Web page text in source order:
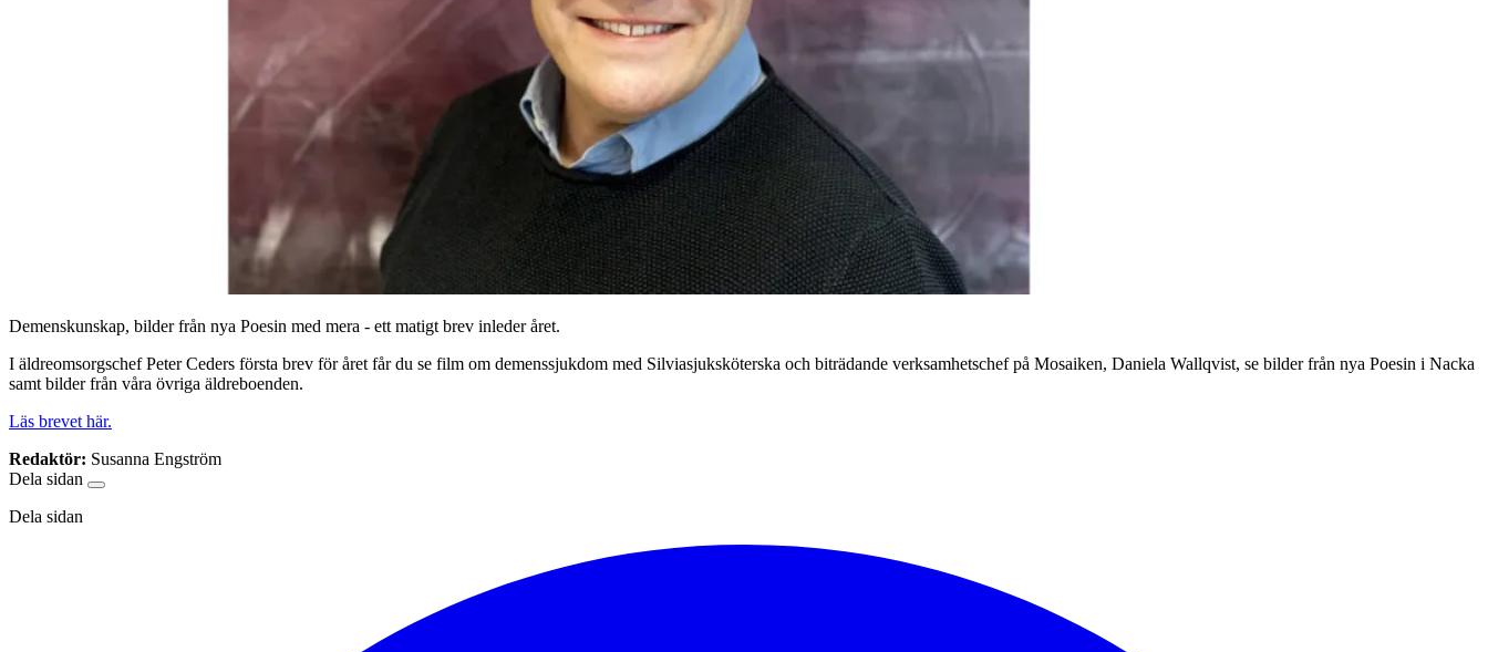
Demenskunskap, bilder från nya Poesin med mera - ett matigt brev inleder året.
I äldreomsorgschef Peter Ceders första brev för året får du se film om demenssjukdom med Silviasjuksköterska och biträdande verksamhetschef på Mosaiken, Daniela Wallqvist, se bilder från nya Poesin i Nacka
samt bilder från våra övriga äldreboenden.
Läs brevet här.
Redaktör: Susanna Engström
Dela sidan
Dela sidan